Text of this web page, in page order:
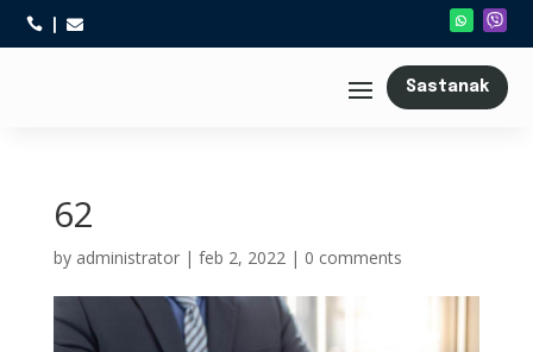
 
Sastanak
62
by administrator| feb 2, 2022| 0 comments